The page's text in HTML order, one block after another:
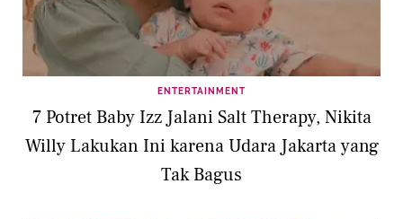
ENTERTAINMENT
7 Potret Baby Izz Jalani Salt Therapy, Nikita
Willy Lakukan Ini karena Udara Jakarta yang
Tak Bagus